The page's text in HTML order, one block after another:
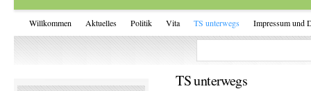
Willkommen Aktuelles Politik Vita TS unterwegs Impressum und
TS unterwegs